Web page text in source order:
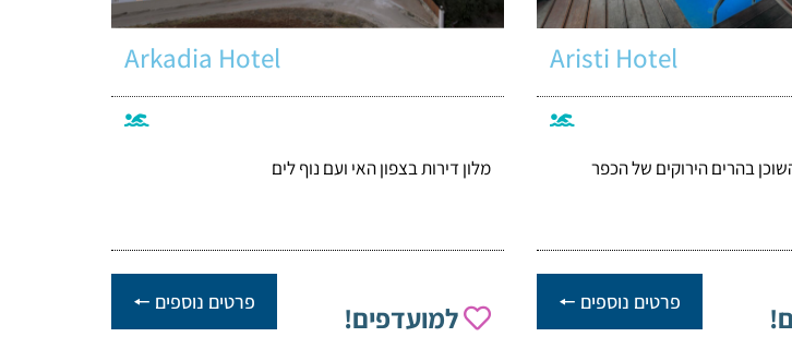
Aristi Hotel
בהרים הירוקים של הכפר
פרטים נוספים 🠔
Arkadia Hotel
מלון דירות בצפון האי ועם נוף לים
למועדפים! פרטים נוספים 🠔